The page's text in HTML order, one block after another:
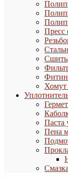
Пресс
Паста
Пена